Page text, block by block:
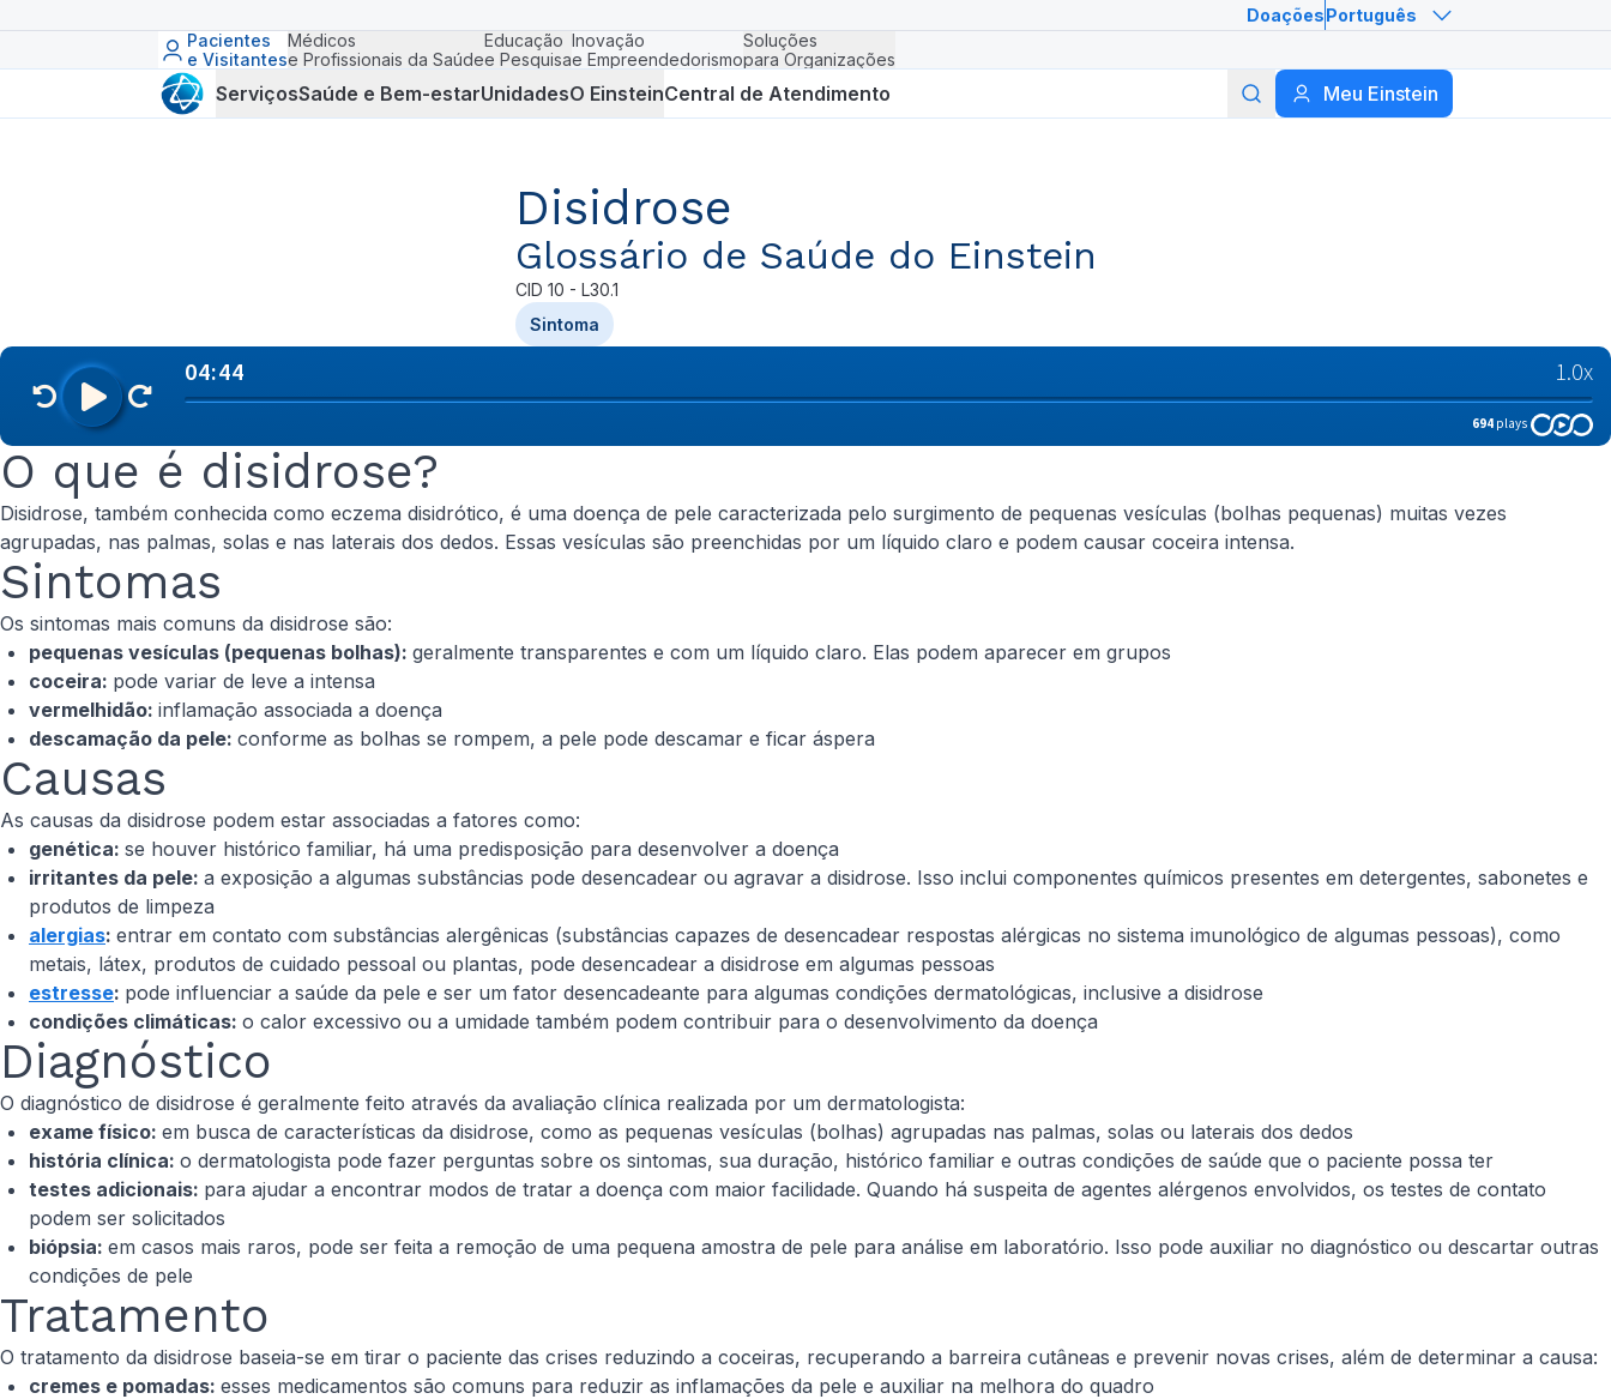
DoaçõesPortuguês
Pacientes
e Visitantes
Médicos
e Profissionais da Saúde
Educação
e Pesquisa
Inovação
e Empreendedorismo
Soluções
para Organizações
ServiçosSaúde e Bem-estarUnidadesO EinsteinCentral de Atendimento Meu Einstein
Buscar
Disidrose
Glossário de Saúde do Einstein
CID 10 - L30.1
Sintoma
O que é disidrose?
Disidrose, também conhecida como eczema disidrótico, é uma doença de pele caracterizada pelo surgimento de pequenas vesículas (bolhas pequenas) muitas vezes
agrupadas, nas palmas, solas e nas laterais dos dedos. Essas vesículas são preenchidas por um líquido claro e podem causar coceira intensa.
Sintomas
Os sintomas mais comuns da disidrose são:
pequenas vesículas (pequenas bolhas): geralmente transparentes e com um líquido claro. Elas podem aparecer em grupos
coceira: pode variar de leve a intensa
vermelhidão: inflamação associada a doença
descamação da pele: conforme as bolhas se rompem, a pele pode descamar e ficar áspera
Causas
As causas da disidrose podem estar associadas a fatores como:
genética: se houver histórico familiar, há uma predisposição para desenvolver a doença
irritantes da pele: a exposição a algumas substâncias pode desencadear ou agravar a disidrose. Isso inclui componentes químicos presentes em detergentes, sabonetes e
produtos de limpeza
alergias: entrar em contato com substâncias alergênicas (substâncias capazes de desencadear respostas alérgicas no sistema imunológico de algumas pessoas), como
metais, látex, produtos de cuidado pessoal ou plantas, pode desencadear a disidrose em algumas pessoas
estresse: pode influenciar a saúde da pele e ser um fator desencadeante para algumas condições dermatológicas, inclusive a disidrose
condições climáticas: o calor excessivo ou a umidade também podem contribuir para o desenvolvimento da doença
Diagnóstico
O diagnóstico de disidrose é geralmente feito através da avaliação clínica realizada por um dermatologista:
exame físico: em busca de características da disidrose, como as pequenas vesículas (bolhas) agrupadas nas palmas, solas ou laterais dos dedos
história clínica: o dermatologista pode fazer perguntas sobre os sintomas, sua duração, histórico familiar e outras condições de saúde que o paciente possa ter
testes adicionais: para ajudar a encontrar modos de tratar a doença com maior facilidade. Quando há suspeita de agentes alérgenos envolvidos, os testes de contato
podem ser solicitados
biópsia: em casos mais raros, pode ser feita a remoção de uma pequena amostra de pele para análise em laboratório. Isso pode auxiliar no diagnóstico ou descartar outras
condições de pele
Tratamento
O tratamento da disidrose baseia-se em tirar o paciente das crises reduzindo a coceiras, recuperando a barreira cutâneas e prevenir novas crises, além de determinar a causa:
cremes e pomadas: esses medicamentos são comuns para reduzir as inflamações da pele e auxiliar na melhora do quadro